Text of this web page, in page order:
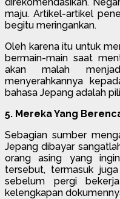
maju. Artikel-artikel
begitu meringankan.
Oleh karena itu untuk
bermain-main saat
akan malah
menyerahkannya
bahasa Jepang adalah
5. Mereka Yang
Sebagian sumber
Jepang dibayar
orang asing yang
tersebut, termasuk
sebelum pergi
kelengkapan